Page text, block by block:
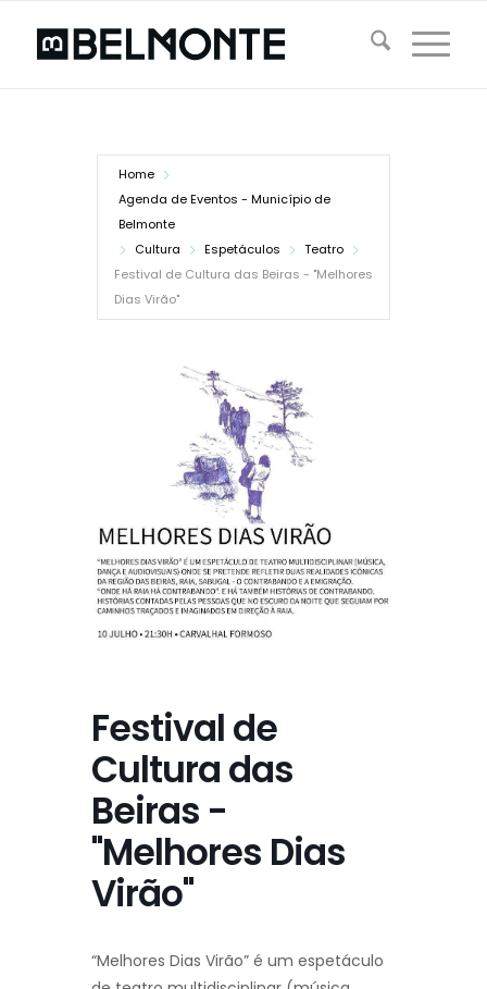
Home
Agenda de Eventos - Município de
Belmonte
Cultura
Espetáculos
Teatro
Festival de Cultura das Beiras - "Melhores
Dias Virão"
Festival de
Cultura das
Beiras -
"Melhores Dias
Virão"
“Melhores Dias Virão” é um espetáculo